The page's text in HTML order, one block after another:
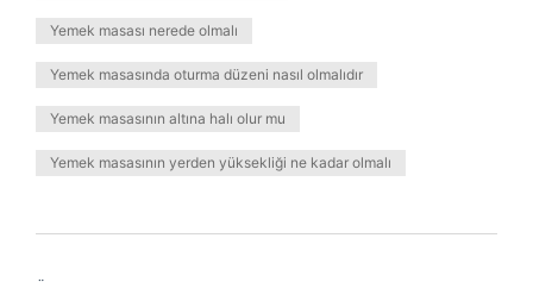
Yemek masası nerede olmalı
Yemek masasında oturma düzeni nasıl olmalıdır
Yemek masasının altına halı olur mu
Yemek masasının yerden yüksekliği ne kadar olmalı